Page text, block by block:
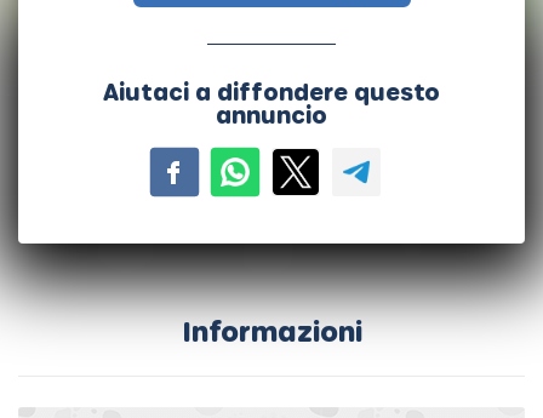
Aiutaci a diffondere questo
annuncio
Informazioni